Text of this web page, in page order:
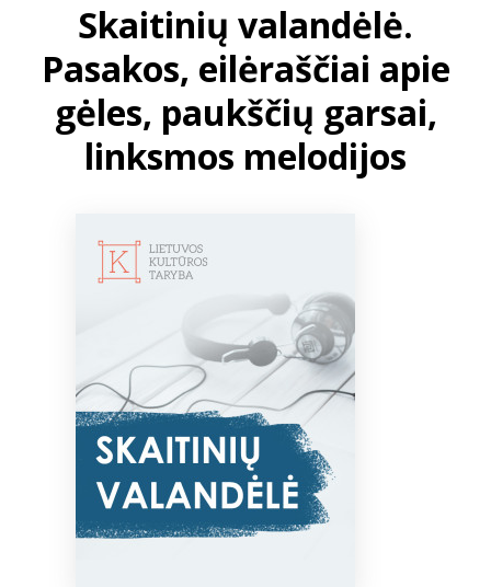
ELVIS atvyksta
Naujienos
Bibliotekoms
info@elvislab.lt
Skaitinių valandėlė.
Pasakos, eilėraščiai apie
gėles, paukščių garsai,
linksmos melodijos